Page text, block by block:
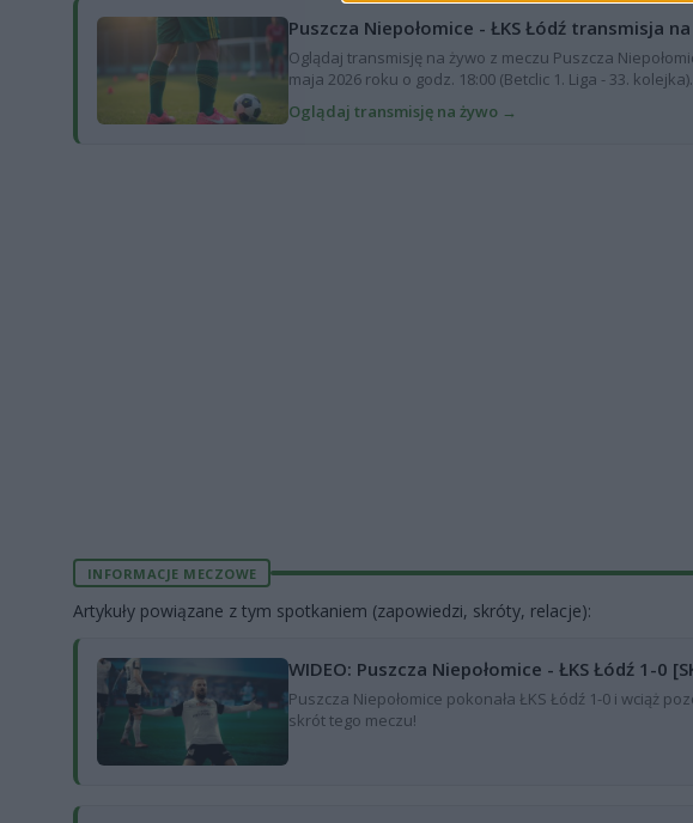
Puszcza Niepołomice - ŁKS Łódź transmisja
Oglądaj transmisję na żywo z meczu Puszcza
maja 2026 roku o godz. 18:00 (Betclic 1. Liga - 33.
Oglądaj transmisję na żywo →
INFORMACJE MECZOWE
Artykuły powiązane z tym spotkaniem (zapowiedzi, skróty, relacje):
WIDEO: Puszcza Niepołomice - ŁKS Łódź 1-0
Puszcza Niepołomice pokonała ŁKS Łódź 1-0 i wciąż
skrót tego meczu!